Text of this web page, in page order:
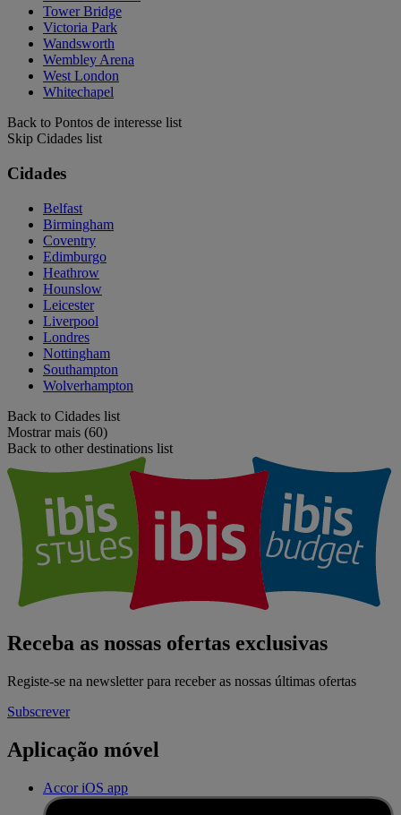
Tower Bridge
Victoria Park
Wandsworth
Wembley Arena
West London
Whitechapel
Back to Pontos de interesse list
Skip Cidades list
Cidades
Belfast
Birmingham
Coventry
Edimburgo
Heathrow
Hounslow
Leicester
Liverpool
Londres
Nottingham
Southampton
Wolverhampton
Back to Cidades list
Mostrar mais (60)
Back to other destinations list
Receba as nossas ofertas exclusivas
Registe-se na newsletter para receber as nossas últimas ofertas
Subscrever
Aplicação móvel
Accor iOS app